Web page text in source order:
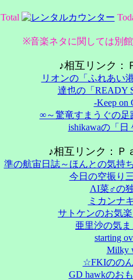
Total
※音楽ネタに関しては別館
♪相互リンク：
リオンの「ふれあい
達也の「READY
-Keep on
∞～驚竜すまうぐの
ishikawaの「日
♪相互リンク：Ｐ
準の航宙日誌～ほんとの気持
今日の空振り
ΛΙ菜♂の
ミカンナ
サトケンのお気
亜里沙の気
starting
Milky
☆FKIのの
GD hawkのお